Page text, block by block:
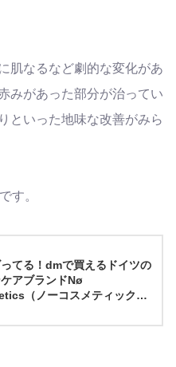
肌なるなど劇的な変化があ
みがあった部分が治ってい
といった地味な改善がみら
す。
てる！dmで買えるドイツの
アブランドNø
（ノーコスメティック
ーリングセラム）を使って